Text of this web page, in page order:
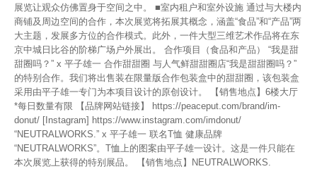
展览让观众仿佛置身于空间之中。 ■室内租户和室外设施 通过与大楼内
商铺及周边空间的合作，本次展览将拓展其概念，涵盖“食品”和“产品”两
大主题，发展多方位的合作模式。此外，一件大型三维艺术作品将在东
京中城日比谷的阶梯广场户外展出。 合作项目（食品和产品） “我是甜
甜圈吗？” x 平子雄一 合作甜甜圈 与人气鲜甜甜圈店“我是甜甜圈吗？”
的特别合作。我们将出售装在限量版合作包装盒中的甜甜圈，该包装盒
采用由平子雄一专门为本项目设计的原创设计。 【销售地点】6楼大厅
*每日数量有限 【品牌网站链接】 https://peaceput.com/brand/im-
donut/ [Instagram] https://www.instagram.com/imdonut/
“NEUTRALWORKS.” x 平子雄一 联名T恤 健康品牌
“NEUTRALWORKS”。T恤上的图案由平子雄一设计。这是一件只能在
本次展览上获得的特别展品。 【销售地点】NEUTRALWORKS.